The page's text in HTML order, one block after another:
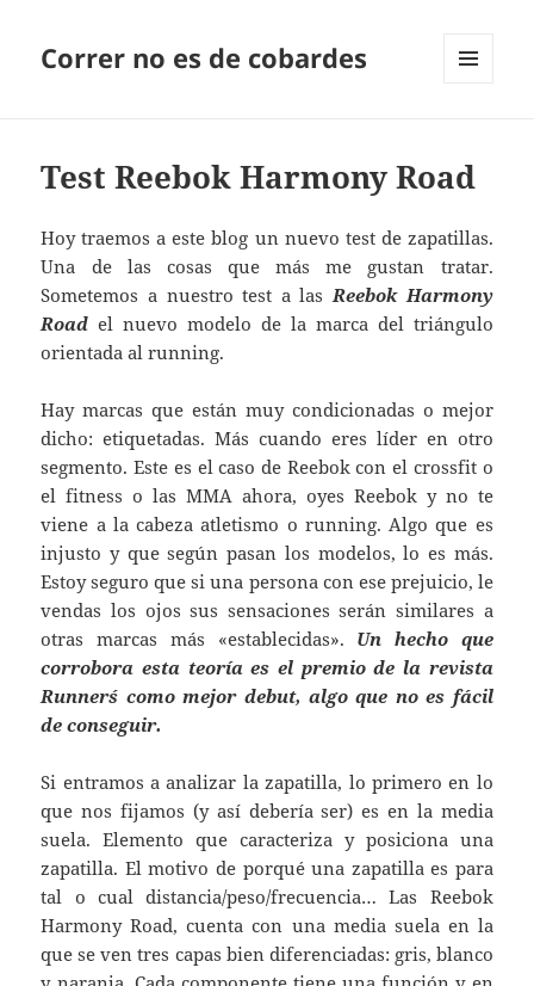
Correr no es de cobardes
Test Reebok Harmony Road
Hoy traemos a este blog un nuevo test de zapatillas.
Una de las cosas que más me gustan tratar.
Sometemos a nuestro test a lasReebok Harmony
Road el nuevo modelo de la marca del triángulo
orientada al running.
Hay marcas que están muy condicionadas o mejor
dicho: etiquetadas. Más cuando eres líder en otro
segmento. Este es el caso de Reebok con el crossfit o
el fitness o las MMA ahora, oyes Reebok y no te
viene a la cabeza atletismo o running. Algo que es
injusto y que según pasan los modelos, lo es más.
Estoy seguro que si una persona con ese prejuicio, le
vendas los ojos sus sensaciones serán similares a
otras marcas más «establecidas». Un hecho que
corrobora esta teoría es el premio de la revista
Runner´s como mejor debut, algo que no es fácil
de conseguir.
Si entramos a analizar la zapatilla, lo primero en lo
que nos fijamos (y así debería ser) es en la media
suela. Elemento que caracteriza y posiciona una
zapatilla. El motivo de porqué una zapatilla es para
tal o cual distancia/peso/frecuencia… Las Reebok
Harmony Road, cuenta con una media suela en la
que se ven tres capas bien diferenciadas: gris, blanco